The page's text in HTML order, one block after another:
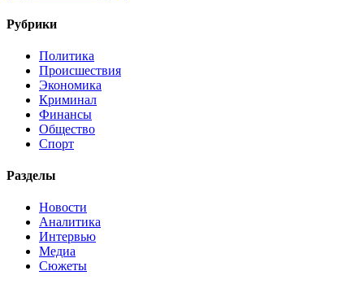
Рубрики
Политика
Происшествия
Экономика
Криминал
Финансы
Общество
Спорт
Разделы
Новости
Аналитика
Интервью
Медиа
Сюжеты